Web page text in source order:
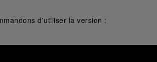
d'utiliser la version :